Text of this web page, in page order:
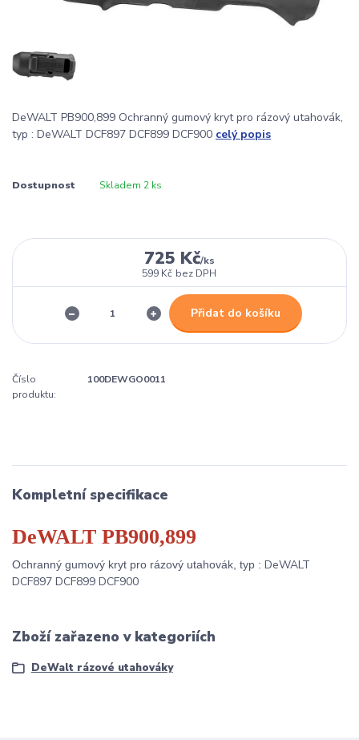
DeWALT PB900,899 Ochranný gumový kryt pro rázový utahovák,
typ : DeWALT DCF897 DCF899 DCF900 celý popis
Dostupnost Skladem 2 ks
725 Kč/ks
599 Kč bez DPH
Přidat do košíku
Číslo
produktu:
100DEWGO0011
Kompletní specifikace
DeWALT PB900,899
Ochranný gumový kryt pro rázový utahovák, typ : DeWALT
DCF897 DCF899 DCF900
Zboží zařazeno v kategoriích
DeWalt rázové utahováky